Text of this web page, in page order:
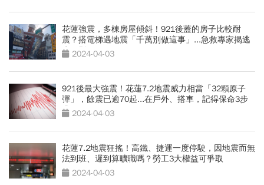
花蓮強震，多棟房屋傾斜！921後蓋的房子比較耐
震？搭電梯遇地震「千萬別做這事」...急救專家揭逃
生鐵則
2024-04-03
921後最大強震！花蓮7.2地震威力相當「32顆原子
彈」，餘震已逾70起...在戶外、搭車，記得保命3步
驟 2024-04-03
花蓮7.2地震狂搖！高鐵、捷運一度停駛，因地震而無
法到班、遲到算曠職嗎？勞工3大權益可爭取
2024-04-03